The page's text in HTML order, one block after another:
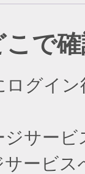
で
グイ
ジサー
ービ